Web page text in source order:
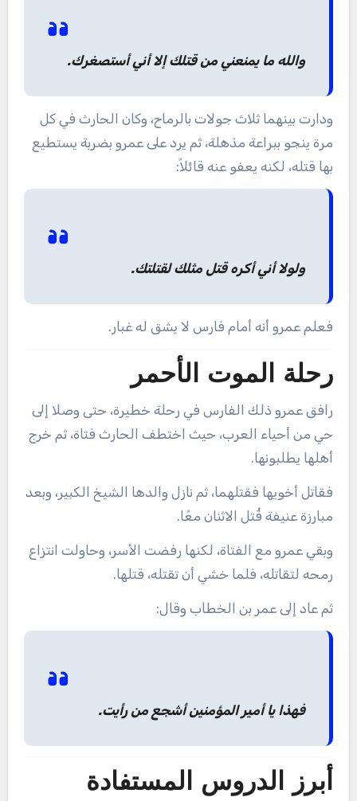
والله ما يمنعني من قتلك إلا أني أستصغرك.
ودارت بينهما ثلاث جولات بالرماح، وكان الحارث في كل
مرة ينجو ببراعة مذهلة، ثم يرد على عمرو بضربة يستطيع
بها قتله، لكنه يعفو عنه قائلاً:
ولولا أني أكره قتل مثلك لقتلتك.
فعلم عمرو أنه أمام فارس لا يشق له غبار.
رحلة الموت الأحمر
رافق عمرو ذلك الفارس في رحلة خطيرة، حتى وصلا إلى
حي من أحياء العرب، حيث اختطف الحارث فتاة، ثم خرج
أهلها يطلبونها.
فقاتل أخويها فقتلهما، ثم نازل والدها الشيخ الكبير، وبعد
مبارزة عنيفة قُتل الاثنان معًا.
وبقي عمرو مع الفتاة، لكنها رفضت الأسر، وحاولت انتزاع
رمحه لتقاتله، فلما خشي أن تقتله، قتلها.
ثم عاد إلى عمر بن الخطاب وقال:
فهذا يا أمير المؤمنين أشجع من رأيت.
أبرز الدروس المستفادة